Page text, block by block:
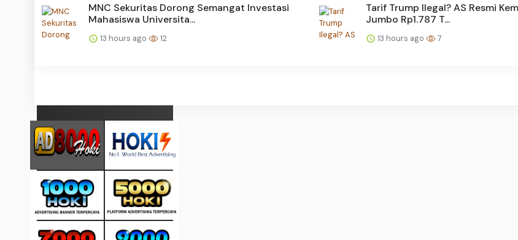
MNC Sekuritas Dorong Semangat Investasi
Mahasiswa Universita...
13 hours ago 12
Tarif Trump Ilegal? AS Resmi
Jumbo Rp1.787 T...
13 hours ago 7